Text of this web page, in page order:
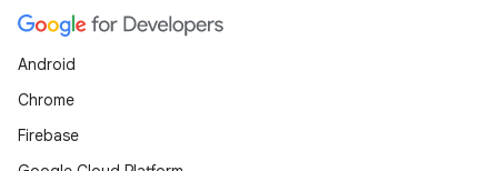
Android
Chrome
Firebase